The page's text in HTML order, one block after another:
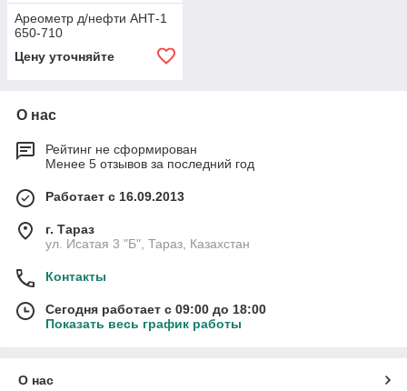
Ареометр д/нефти АНТ-1
650-710
Цену уточняйте
О нас
Рейтинг не сформирован
Менее 5 отзывов за последний год
Работает с 16.09.2013
г. Тараз
ул. Исатая 3 "Б", Тараз, Казахстан
Контакты
Сегодня работает с 09:00 до 18:00
Показать весь график работы
О нас